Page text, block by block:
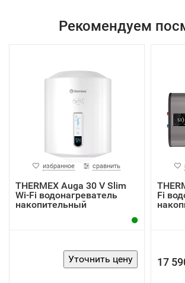
Рекомендуем
избранное сравнить
THERMEX Auga 30 V Slim
Wi-Fi водонагреватель
накопительный
Fi
17